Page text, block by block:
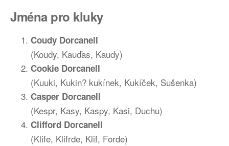
Jména pro kluky
Coudy Dorcanell
(Koudy, Kauďas, Kaudy)
Cookie Dorcanell
(Kuuki, Kukin? kukínek, Kukíček, Sušenka)
Casper Dorcanell
(Kespr, Kasy, Kaspy, Kasi, Duchu)
Clifford Dorcanell
(Klife, Klifrde, Klif, Forde)